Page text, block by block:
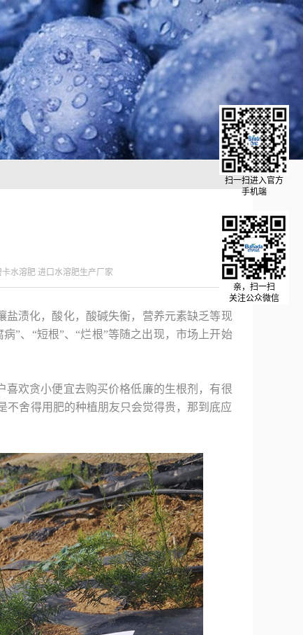
亲，扫一扫
关注公众微信
卡水溶肥 进口水溶肥生产厂家
渍化，酸化，酸碱失衡，营养元素缺乏等现
”、“短根”、“烂根”等随之出现，市场上开始
欢贪小便宜去购买价格低廉的生根剂，有很
不舍得用肥的种植朋友只会觉得贵，那到底应
扫一扫进入官方
手机端